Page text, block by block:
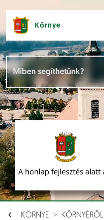
Környe
KÖRNYE KÖRNYÉRŐL
Hírek [
Események []
Dokumentumok []
Aloldalak [ ]